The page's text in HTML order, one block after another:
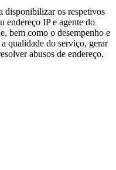
disponibilizar os respetivos
endereço IP e agente do
bem como o desempenho e
qualidade do serviço, gerar
abusos de endereço.